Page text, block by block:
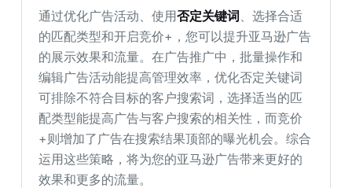
通过优化广告活动、使用否定关键词 、选择合适
的匹配类型和开启竞价+，您可以提升亚马逊广告
的展示效果和流量。在广告推广中，批量操作和
编辑广告活动能提高管理效率，优化否定关键词
可排除不符合目标的客户搜索词，选择适当的匹
配类型能提高广告与客户搜索的相关性，而竞价
+则增加了广告在搜索结果顶部的曝光机会。综合
运用这些策略，将为您的亚马逊广告带来更好的
效果和更多的流量。